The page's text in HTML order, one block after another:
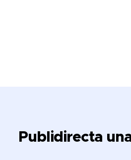
Publidirecta